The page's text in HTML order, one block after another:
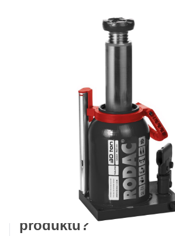
Zamów przed 23:59, wysyłka jutro
od 435,- zł
na zwrot i wymianę
Opinie klientów:
4,58/5(7 078 recenzji)
Pytanie dotyczące tego
produktu?